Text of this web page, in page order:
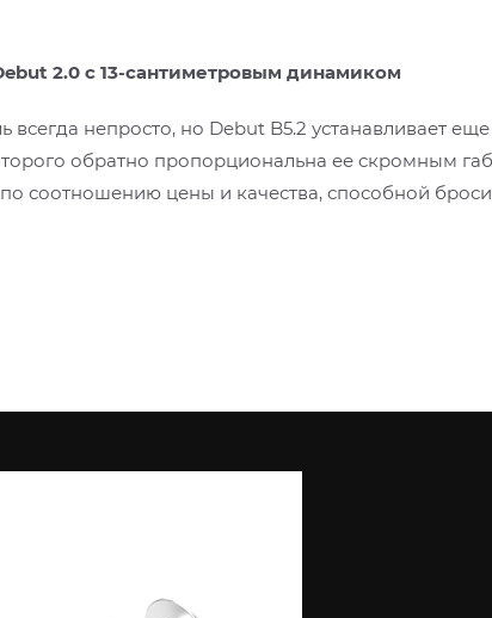
2.0 с 13-сантиметровым динамиком
непросто, но Debut B5.2 устанавливает
обратно пропорциональна ее скромным
соотношению цены и качества, способной